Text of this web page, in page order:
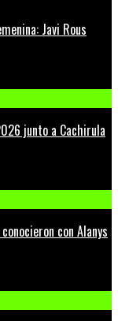
Javi Rous
junto a Cachirula
con Alanys